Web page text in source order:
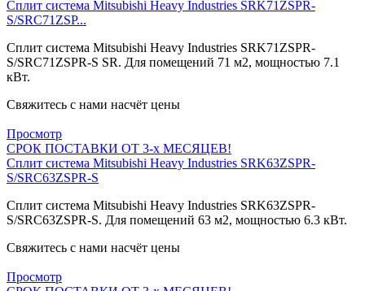
Сплит система Mitsubishi Heavy Industries SRK71ZSPR-
S/SRC71ZSP...
Сплит система Mitsubishi Heavy Industries SRK71ZSPR-
S/SRC71ZSPR-S SR. Для помещений 71 м2, мощностью 7.1
кВт.
Свяжитесь с нами насчёт цены
Просмотр
СРОК ПОСТАВКИ ОТ 3-х МЕСЯЦЕВ!
Сплит система Mitsubishi Heavy Industries SRK63ZSPR-
S/SRC63ZSPR-S
Сплит система Mitsubishi Heavy Industries SRK63ZSPR-
S/SRC63ZSPR-S. Для помещений 63 м2, мощностью 6.3 кВт.
Свяжитесь с нами насчёт цены
Просмотр